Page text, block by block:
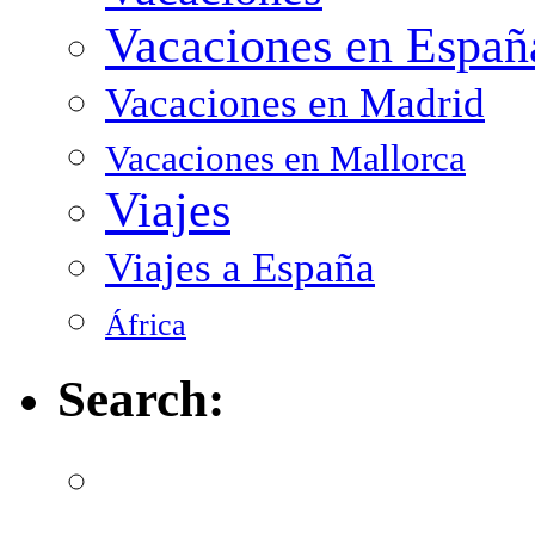
Vacaciones en
Vacaciones en Madrid
Vacaciones en Mallorca
Viajes
Viajes a España
África
Search: